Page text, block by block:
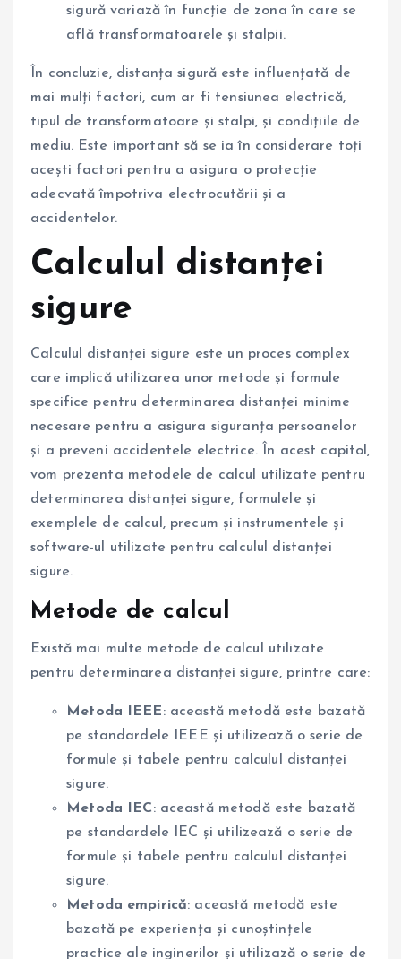
sigură variază în funcție de zona în care se
află transformatoarele și stalpii.
În concluzie, distanța sigură este influențată de
mai mulți factori, cum ar fi tensiunea electrică,
tipul de transformatoare și stalpi, și condițiile de
mediu. Este important să se ia în considerare toți
acești factori pentru a asigura o protecție
adecvată împotriva electrocutării și a
accidentelor.
Calculul distanței
sigure
Calculul distanței sigure este un proces complex
care implică utilizarea unor metode și formule
specifice pentru determinarea distanței minime
necesare pentru a asigura siguranța persoanelor
și a preveni accidentele electrice. În acest capitol,
vom prezenta metodele de calcul utilizate pentru
determinarea distanței sigure, formulele și
exemplele de calcul, precum și instrumentele și
software-ul utilizate pentru calculul distanței
sigure.
Metode de calcul
Există mai multe metode de calcul utilizate
pentru determinarea distanței sigure, printre care:
Metoda IEEE: această metodă este bazată
pe standardele IEEE și utilizează o serie de
formule și tabele pentru calculul distanței
sigure.
Metoda IEC: această metodă este bazată
pe standardele IEC și utilizează o serie de
formule și tabele pentru calculul distanței
sigure.
Metoda empirică: această metodă este
bazată pe experiența și cunoștințele
practice ale inginerilor și utilizază o serie de